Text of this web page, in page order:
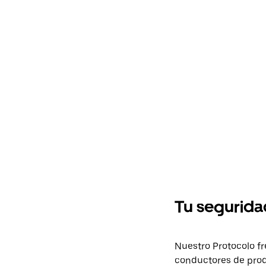
Tu
Nuestro Protocolo
conductores de